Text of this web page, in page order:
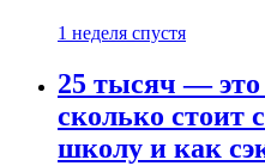
1 неделя спустя
25 тысяч —
сколько стоит
школу и как